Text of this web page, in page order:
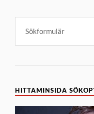
HITTAMINSIDA